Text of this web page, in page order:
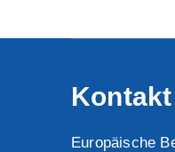
Kontakt
Europäische